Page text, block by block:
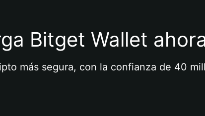
Bitget Wallet
más segura, con la confianza de 40